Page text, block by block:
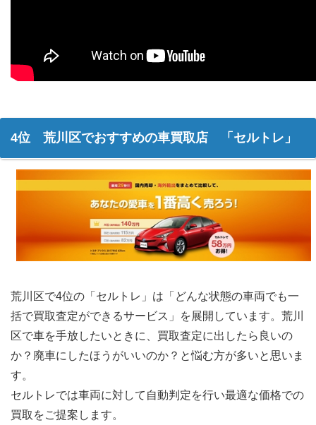
4位 荒川区でおすすめの車買取店 「セルトレ」
荒川区で4位の「セルトレ」は「どんな状態の車両でも一
括で買取査定ができるサービス」を展開しています。荒川
区で車を手放したいときに、買取査定に出したら良いの
か？廃車にしたほうがいいのか？と悩む方が多いと思いま
す。
セルトレでは車両に対して自動判定を行い最適な価格での
買取をご提案します。